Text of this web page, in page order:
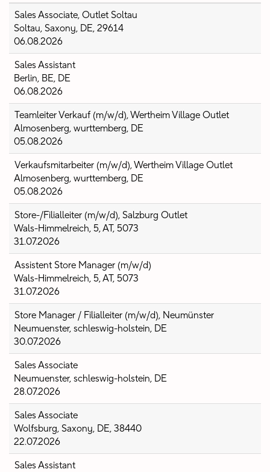
Sales Associate, Outlet Soltau
Soltau, Saxony, DE, 29614
06.08.2026
Sales Assistant
Berlin, BE, DE
06.08.2026
Teamleiter Verkauf (m/w/d), Wertheim Village Outlet
Almosenberg, wurttemberg, DE
05.08.2026
Verkaufsmitarbeiter (m/w/d), Wertheim Village Outlet
Almosenberg, wurttemberg, DE
05.08.2026
Store-/Filialleiter (m/w/d), Salzburg Outlet
Wals-Himmelreich, 5, AT, 5073
31.07.2026
Assistent Store Manager (m/w/d)
Wals-Himmelreich, 5, AT, 5073
31.07.2026
Store Manager / Filialleiter (m/w/d), Neumünster
Neumuenster, schleswig-holstein, DE
30.07.2026
Sales Associate
Neumuenster, schleswig-holstein, DE
28.07.2026
Sales Associate
Wolfsburg, Saxony, DE, 38440
22.07.2026
Sales Assistant